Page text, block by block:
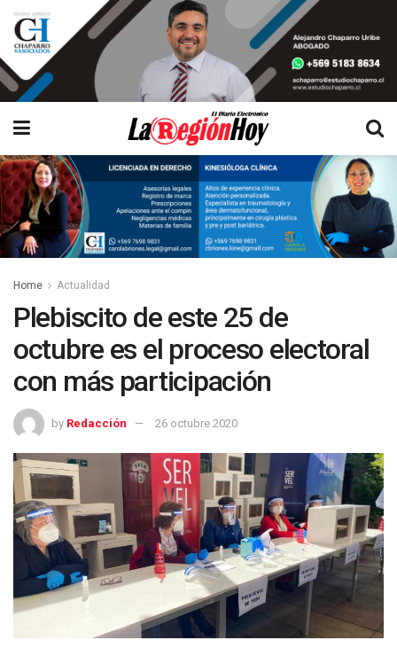
Home Actualidad
Plebiscito de este 25 de
octubre es el proceso electoral
con más participación
by Redacción 26 octubre 2020